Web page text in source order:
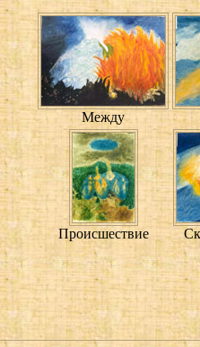
Между
Происшествие